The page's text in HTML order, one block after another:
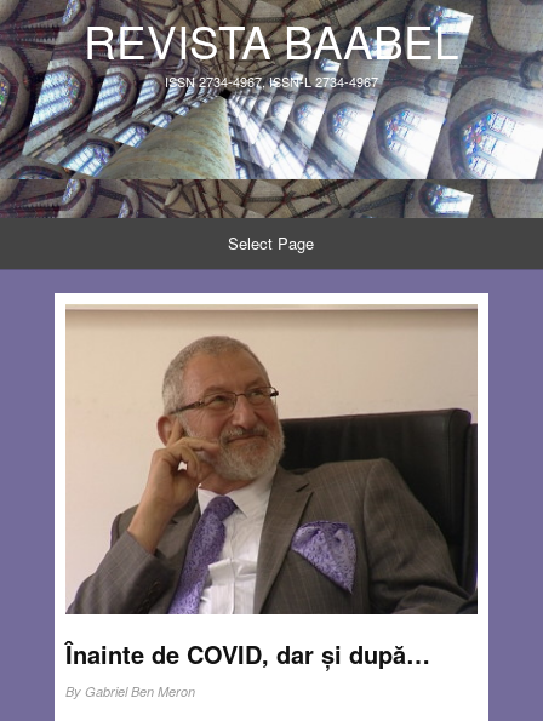
REVISTA BAABEL
ISSN 2734-4967, ISSN-L 2734-4967
Select Page
Înainte de COVID, dar și după…
By Gabriel Ben Meron